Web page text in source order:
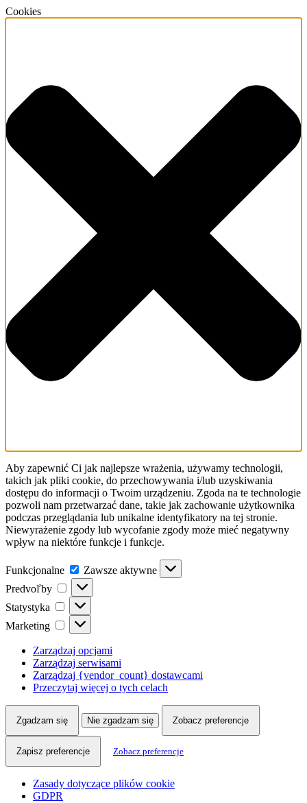
Cookies
Aby zapewnić Ci jak najlepsze wrażenia, używamy technologii,
takich jak pliki cookie, do przechowywania i/lub uzyskiwania
dostępu do informacji o Twoim urządzeniu. Zgoda na te technologie
pozwoli nam przetwarzać dane, takie jak zachowanie użytkownika
podczas przeglądania lub unikalne identyfikatory na tej stronie.
Niewyrażenie zgody lub wycofanie zgody może mieć negatywny
wpływ na niektóre funkcje i funkcje.
Funkcjonalne Funkcjonalne
Zawsze aktywne
Predvoľby
Predvoľby
Statystyka Statystyka
Marketing Marketing
Zarządzaj opcjami
Zarządzaj serwisami
Zarządzaj {vendor_count} dostawcami
Przeczytaj więcej o tych celach
Zgadzam się Nie zgadzam się Zobacz preferencje
Zapisz preferencje Zobacz preferencje
Zasady dotyczące plików cookie
GDPR